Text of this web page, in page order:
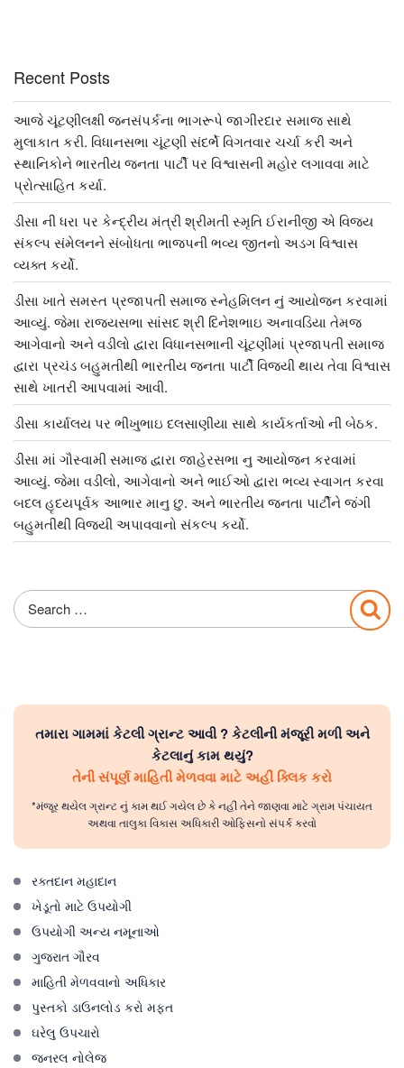
Recent Posts
આજે ચૂંટણીલક્ષી જનસંપર્કના ભાગરૂપે જાગીરદાર સમાજ સાથે
મુલાકાત કરી. વિધાનસભા ચૂંટણી સંદર્ભે વિગતવાર ચર્ચા કરી અને
સ્થાનિકોને ભારતીય જનતા પાર્ટી પર વિશ્વાસની મહોર લગાવવા માટે
પ્રોત્સાહિત કર્યા.
ડીસા ની ધરા પર કેન્દ્રીય મંત્રી શ્રીમતી સ્મૃતિ ઈરાનીજી એ વિજય
સંકલ્પ સંમેલનને સંબોધતા ભાજપની ભવ્ય જીતનો અડગ વિશ્વાસ
વ્યક્ત કર્યો.
ડીસા ખાતે સમસ્ત પ્રજાપતી સમાજ સ્નેહમિલન નું આયોજન કરવામાં
આવ્યું. જેમા રાજ્યસભા સાંસદ શ્રી દિનેશભાઇ અનાવડિયા તેમજ
આગેવાનો અને વડીલો દ્વારા વિધાનસભાની ચૂંટણીમાં પ્રજાપતી સમાજ
દ્વારા પ્રચંડ બહુમતીથી ભારતીય જનતા પાર્ટી વિજયી થાય તેવા વિશ્વાસ
સાથે ખાતરી આપવામાં આવી.
ડીસા કાર્યાલય પર ભીખુભાઇ દલસાણીયા સાથે કાર્યકર્તાઓ ની બેઠક.
ડીસા માં ગૌસ્વામી સમાજ દ્વારા જાહેરસભા નુ આયોજન કરવામાં
આવ્યું. જેમા વડીલો, આગેવાનો અને ભાઈઓ દ્વારા ભવ્ય સ્વાગત કરવા
બદલ હૃદયપૂર્વક આભાર માનુ છુ. અને ભારતીય જનતા પાર્ટીને જંગી
બહુમતીથી વિજયી અપાવવાનો સંકલ્પ કર્યો.
Search
for:
તમારા ગામમાં કેટલી ગ્રાન્ટ આવી ? કેટલીની મંજૂરી મળી અને
કેટલાનું કામ થયું?
તેની સંપૂર્ણ માહિતી મેળવવા માટે અહીં ક્લિક કરો
*મંજૂર થયેલ ગ્રાન્ટ નું કામ થઈ ગયેલ છે કે નહીં તેને જાણવા માટે ગ્રામ પંચાયત
અથવા તાલુકા વિકાસ અધિકારી ઓફિસનો સંપર્ક કરવો
રક્તદાન મહાદાન
ખેડૂતો માટે ઉપયોગી
ઉપયોગી અન્ય નમૂનાઓ
ગુજરાત ગૌરવ
માહિતી મેળવવાનો અધિકાર
પુસ્તકો ડાઉનલોડ કરો મફત
ઘરેલુ ઉપચારો
જનરલ નોલેજ